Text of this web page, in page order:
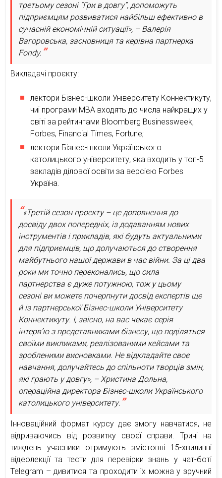
третьому сезоні “Гри в довгу”, допоможуть
підприємцям розвиватися найбільш ефективно в
сучасній економічній ситуації», – Валерія
Вагоровська, засновниця та керівна партнерка
Fondy.
Викладачі проєкту:
лектори Бізнес-школи Університету Коннектикуту,
чиї програми MBA входять до числа найкращих у
світі за рейтингами Bloomberg Businessweek,
Forbes, Financial Times, Fortune;
лектори Бізнес-школи Українського
католицького університету, яка входить у топ-5
закладів ділової освіти за версією Forbes
Україна.
«Третій сезон проекту – це доповнення до
досвіду двох попередніх, із додаванням нових
інструментів і прикладів, які будуть актуальними
для підприємців, що долучаються до створення
майбутнього нашої держави в час війни. За ці два
роки ми точно переконались, що сила
партнерства є дуже потужною, тож у цьому
сезоні ви можете почерпнути досвід експертів ще
й із партнерської Бізнес-школи Університету
Коннектикуту. І, звісно, на вас чекає серія
інтерв’ю з представниками бізнесу, що поділяться
своїми викликами, реалізованими кейсами та
зробленими висновками. Не відкладайте своє
навчання, долучайтесь до спільноти творців змін,
які грають у довгу», – Христина Дольна,
операційна директора Бізнес-школи Українського
католицького університету.
Інноваційний формат курсу дає змогу навчатися, не
відриваючись від розвитку своєї справи. Тричі на
тиждень учасники отримують змістовні 15-хвилинні
відеолекції та тести для перевірки знань у чат-боті
Telegram – дивитися та проходити їх можна у зручний